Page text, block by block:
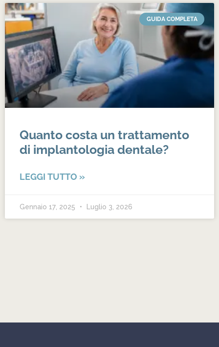
GUIDA COMPLETA
Quanto costa un trattamento
di implantologia dentale?
LEGGI TUTTO »
Gennaio 17, 2025 Luglio 3, 2026